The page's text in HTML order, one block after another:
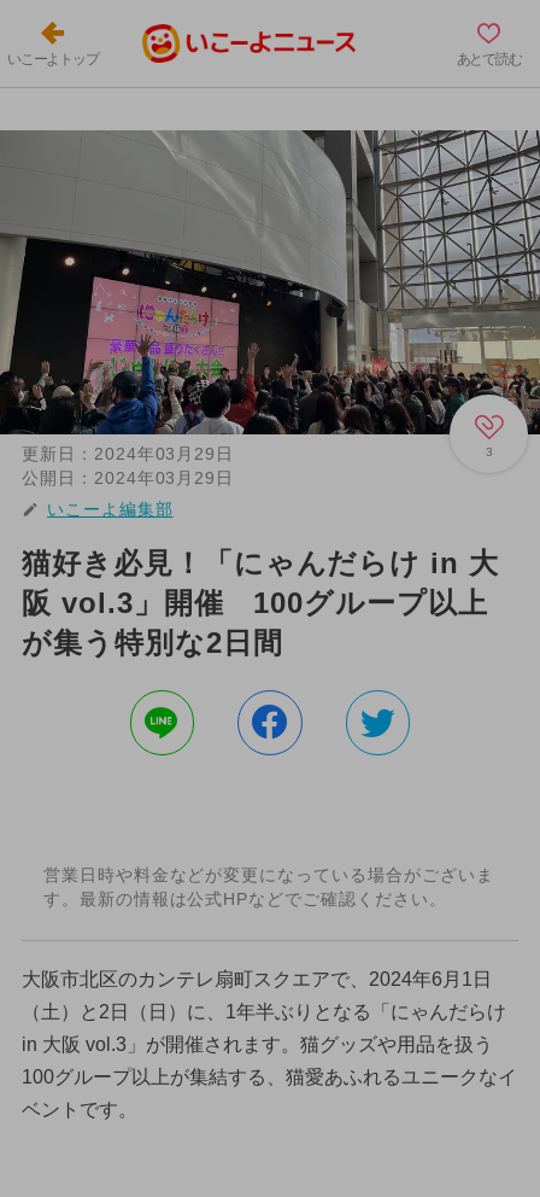
いこーよトップ あとで読む
3
更新日： 2024年03月29日
公開日： 2024年03月29日
いこーよ編集部
猫好き必見！「にゃんだらけ in 大
阪 vol.3」開催 100グループ以上
が集う特別な2日間
営業日時や料金などが変更になっている場合がございま
す。最新の情報は公式HPなどでご確認ください。
大阪市北区のカンテレ扇町スクエアで、2024年6月1日
（土）と2日（日）に、1年半ぶりとなる「にゃんだらけ
in 大阪 vol.3」が開催されます。猫グッズや用品を扱う
100グループ以上が集結する、猫愛あふれるユニークなイ
ベントです。